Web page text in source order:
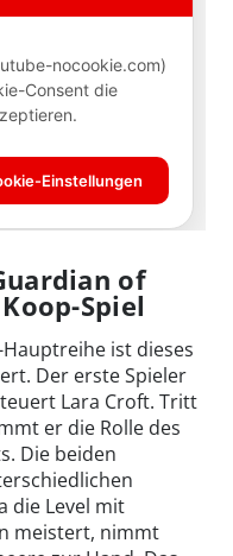
of
Spiel
Hauptreihe ist dieses
Der erste Spieler
Lara Croft. Tritt
er die Rolle des
Die beiden
die Level mit
meistert, nimmt